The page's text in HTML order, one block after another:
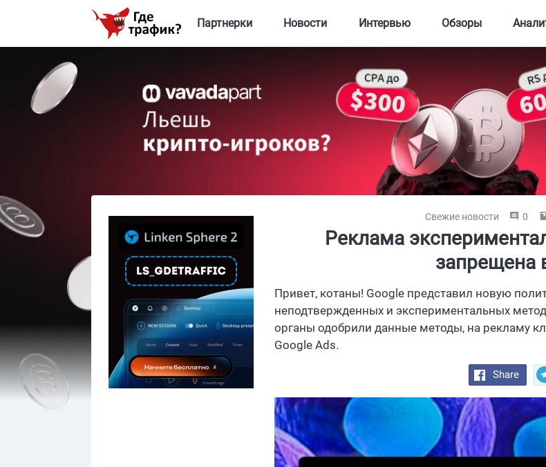
Партнерки Новости Интервью Обзоры
Свежие новости 0
Реклама
запрещена
Привет, котаны! Google представил новую
неподтвержденных и экспериментальных
органы одобрили данные методы, на рекламу
Google Ads.
Share